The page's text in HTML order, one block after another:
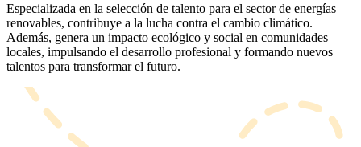
Especializada en la selección de talento para el sector de energías
renovables, contribuye a la lucha contra el cambio climático.
Además, genera un impacto ecológico y social en comunidades
locales, impulsando el desarrollo profesional y formando nuevos
talentos para transformar el futuro.